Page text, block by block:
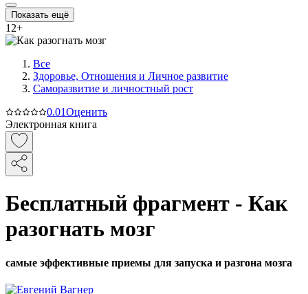
Показать ещё
12+
Все
Здоровье, Отношения и Личное развитие
Саморазвитие и личностный рост
0.01Оценить
Электронная книга
Бесплатный фрагмент - Как
разогнать мозг
самые эффективные приемы для запуска и разгона мозга